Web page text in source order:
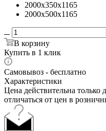
2000x350x1165
2000x500x1165
В корзину
Купить в 1 клик
Самовывоз - бесплатно
Характеристики
Цена действительна только
отличаться от цен в